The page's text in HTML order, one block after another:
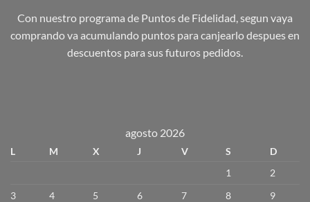
Con nuestro programa de Puntos de Fidelidad, segun vaya
comprando va acumulando puntos para canjearlo despues en
descuentos para sus futuros pedidos.
agosto 2026
L M X J V S
D
1
2
3
4 5 6 7 8
9